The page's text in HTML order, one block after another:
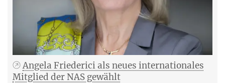
Angela Friederici als neues internationales
Mitglied der NAS gewählt